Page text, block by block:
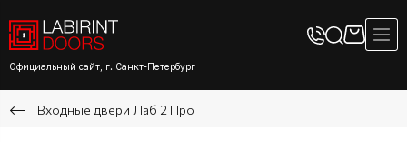
Официальный сайт, г. Санкт-Петербург
Входные двери Лаб 2 Про